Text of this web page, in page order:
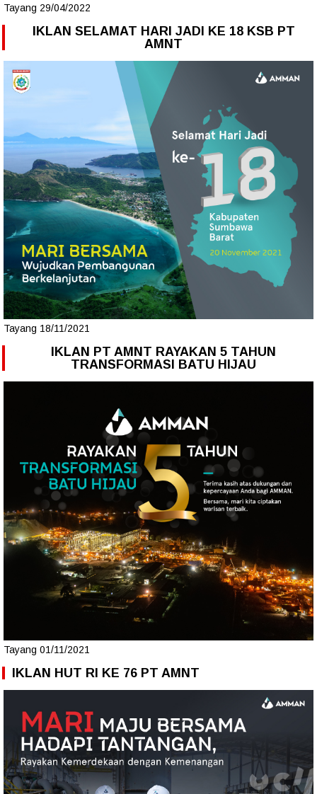
Tayang 29/04/2022
IKLAN SELAMAT HARI JADI KE 18 KSB PT
AMNT
Tayang 18/11/2021
IKLAN PT AMNT RAYAKAN 5 TAHUN
TRANSFORMASI BATU HIJAU
Tayang 01/11/2021
IKLAN HUT RI KE 76 PT AMNT